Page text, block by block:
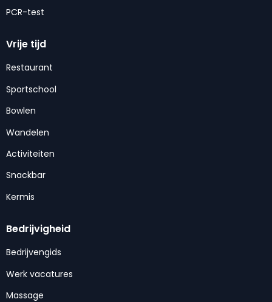
PCR-test
Vrije tijd
Restaurant
Sportschool
Bowlen
Wandelen
Activiteiten
Snackbar
Kermis
Bedrijvigheid
Bedrijvengids
Werk vacatures
Massage